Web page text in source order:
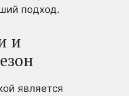
подход.
и
является